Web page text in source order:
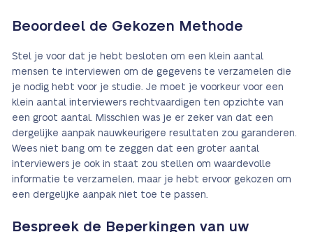
Beoordeel de Gekozen Methode
Stel je voor dat je hebt besloten om een klein aantal
mensen te interviewen om de gegevens te verzamelen die
je nodig hebt voor je studie. Je moet je voorkeur voor een
klein aantal interviewers rechtvaardigen ten opzichte van
een groot aantal. Misschien was je er zeker van dat een
dergelijke aanpak nauwkeurigere resultaten zou garanderen.
Wees niet bang om te zeggen dat een groter aantal
interviewers je ook in staat zou stellen om waardevolle
informatie te verzamelen, maar je hebt ervoor gekozen om
een dergelijke aanpak niet toe te passen.
Bespreek de Beperkingen van uw